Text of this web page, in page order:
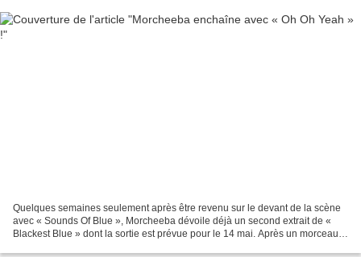
Quelques semaines seulement après être revenu sur le devant de la scène
avec « Sounds Of Blue », Morcheeba dévoile déjà un second extrait de «
Blackest Blue » dont la sortie est prévue pour le 14 mai. Après un morceau